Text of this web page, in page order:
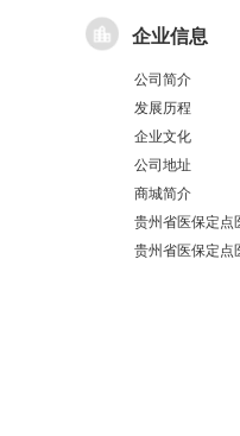
企业信息
公司简介
发展历程
企业文化
公司地址
商城简介